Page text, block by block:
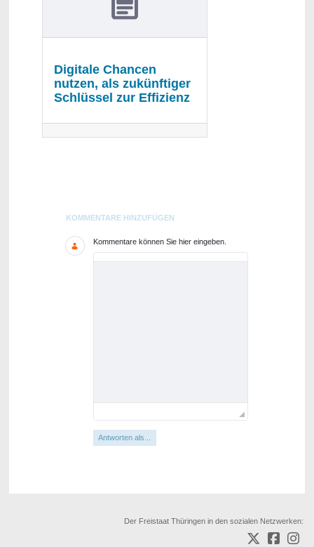
Digitale Chancen
nutzen, als zukünftiger
Schlüssel zur Effizienz
Blogs
KOMMENTARE HINZUFÜGEN
Kommentare können Sie hier eingeben.
Antworten als...
Der Freistaat Thüringen in den sozialen Netzwerken: